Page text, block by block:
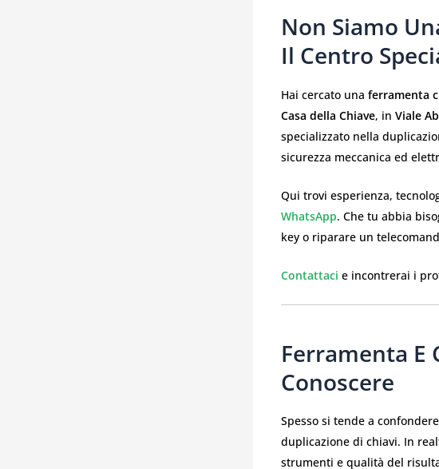
Non Siamo
Il Centro
Hai cercato una ferramenta
Casa della Chiave, in Viale
specializzato nella
sicurezza meccanica ed
Qui trovi esperienza,
WhatsApp. Che tu abbia
key o riparare un
Contattaci e incontrerai i
Ferramenta E
Conoscere
Spesso si tende a
duplicazione di chiavi. In
strumenti e qualità del